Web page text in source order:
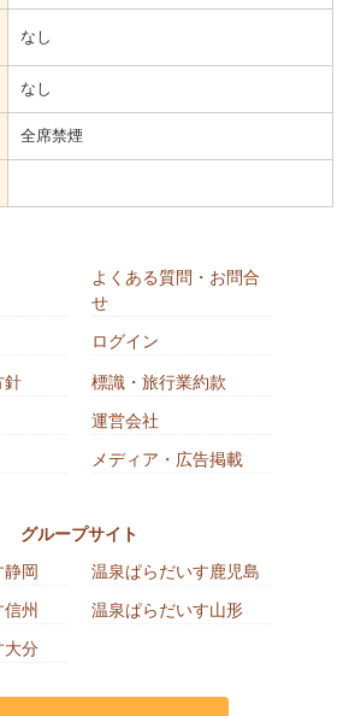
なし
なし
全席禁煙
よくある質問・お問合
せ
ログイン
針
標識・旅行業約款
運営会社
メディア・広告掲載
グループサイト
岡
温泉ぱらだいす鹿児島
州
温泉ぱらだいす山形
大分